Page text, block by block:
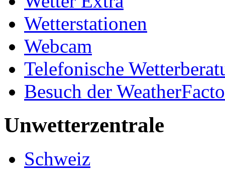
Wetterstationen
Webcam
Telefonische
Besuch der
Unwetterzentrale
Schweiz